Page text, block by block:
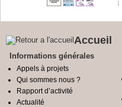
Accueil
Informations générales
Appels à projets
Qui sommes nous ?
Rapport d’activité
Actualité